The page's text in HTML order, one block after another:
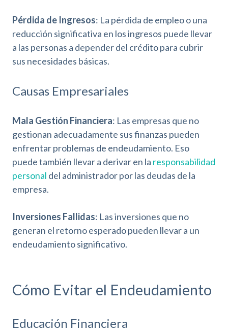
Pérdida de Ingresos: La pérdida de empleo o una
reducción significativa en los ingresos puede llevar
a las personas a depender del crédito para cubrir
sus necesidades básicas.
Causas Empresariales
Mala Gestión Financiera: Las empresas que no
gestionan adecuadamente sus finanzas pueden
enfrentar problemas de endeudamiento. Eso
puede también llevar a derivar en la responsabilidad
personal del administrador por las deudas de la
empresa.
Inversiones Fallidas: Las inversiones que no
generan el retorno esperado pueden llevar a un
endeudamiento significativo.
Cómo Evitar el Endeudamiento
Educación Financiera